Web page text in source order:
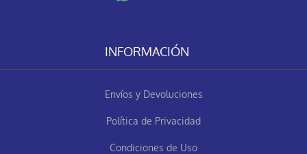
INFORMACIÓN
Envíos y Devoluciones
Política de Privacidad
Condiciones de Uso